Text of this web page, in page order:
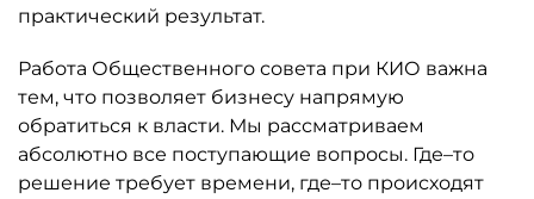
практический результат.
Работа Общественного совета при КИО важна
тем, что позволяет бизнесу напрямую
обратиться к власти. Мы рассматриваем
абсолютно все поступающие вопросы. Где–то
решение требует времени, где–то происходят